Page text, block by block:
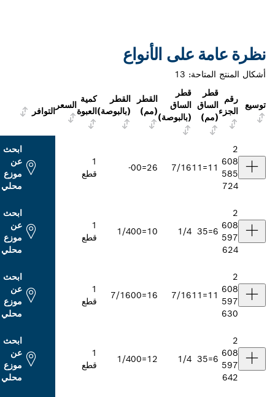
الأنواع
13
الساق
(بالبوصة)
القطر
(مم)
القطر
(بالبوصة)
كمية
العبوة
السعر
التوافر
7/16
26=00
-
قطع
عن
موزع
1/4
10=00
1/4
قطع
عن
موزع
7/16
16=00
7/16
قطع
عن
موزع
1/4
12=00
1/4
قطع
عن
موزع